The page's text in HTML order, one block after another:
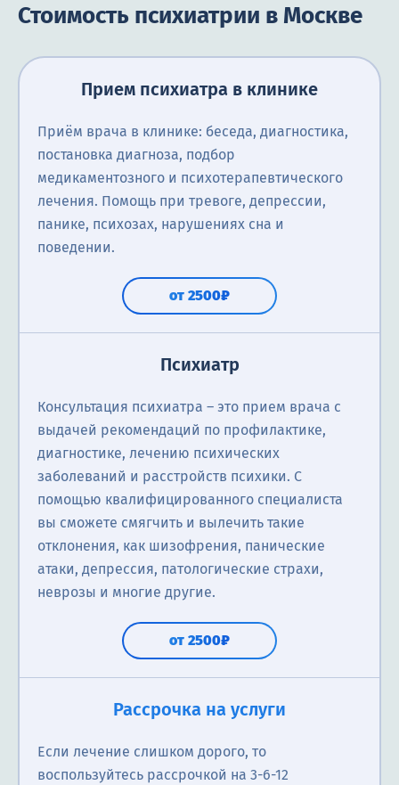
Стоимость психиатрии в Москве
Прием психиатра в клинике
Приём врача в клинике: беседа, диагностика,
постановка диагноза, подбор
медикаментозного и психотерапевтического
лечения. Помощь при тревоге, депрессии,
панике, психозах, нарушениях сна и
поведении.
от 2500₽
Психиатр
Консультация психиатра ― это прием врача с
выдачей рекомендаций по профилактике,
диагностике, лечению психических
заболеваний и расстройств психики. С
помощью квалифицированного специалиста
вы сможете смягчить и вылечить такие
отклонения, как шизофрения, панические
атаки, депрессия, патологические страхи,
неврозы и многие другие.
от 2500₽
Рассрочка на услуги
Если лечение слишком дорого, то
воспользуйтесь рассрочкой на 3-6-12